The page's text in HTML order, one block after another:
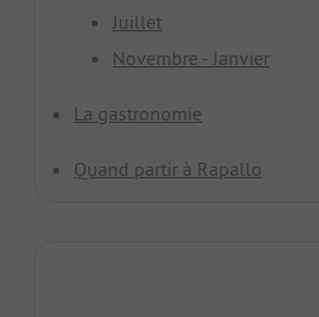
Juillet
Novembre - Janvier
La gastronomie
Quand partir à Rapallo